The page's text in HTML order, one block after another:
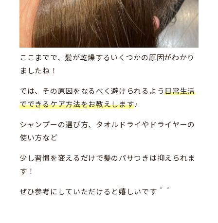
ここまでで、髪が乾燥するいくつかの原因がわかり
ましたね！
では、その原因をなるべく避けられるよう日常生活
でできるケア方法をお教えします♪
シャンプーの選び方、タオルドライやドライヤーの
使い方など
少し習慣を変えるだけで髪のパサつきは抑えられま
す！
ぜひ参考にしていただけると嬉しいです＾＾